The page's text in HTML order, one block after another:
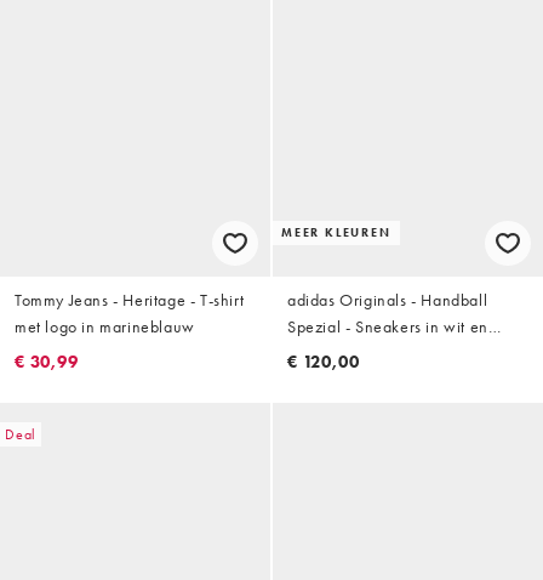
Tommy Jeans - Heritage - T-shirt
met logo in marineblauw
€ 30,99
MEER KLEUREN
adidas Originals - Handball
Spezial - Sneakers in wit en
groen
€ 120,00
Deal